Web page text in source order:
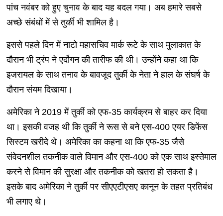
पांच नवंबर को हुए चुनाव के बाद यह बदल गया। अब हमारे सबसे
अच्छे संबंंधों में से तुर्की भी शाम‍िल है।
इससे पहले दिन में नाटो महासचिव मार्क रूटे के साथ मुलाकात के
दौरान भी ट्रंप ने एर्दोगन की तारीफ की थी। उन्होंने कहा था कि
इजरायल के साथ तनाव के बावजूद तुर्की के नेता ने हाल के संघर्ष के
दौरान संयम दिखाया।
अमेरिका ने 2019 में तुर्की को एफ-35 कार्यक्रम से बाहर कर दिया
था। इसकी वजह थी कि तुर्की ने रूस से बने एस-400 एयर डिफेंस
सिस्टम खरीदे थे। अमेरिका का कहना था कि एफ-35 जैसे
संवेदनशील तकनीक वाले विमान और एस-400 को एक साथ इस्तेमाल
करने से विमान की सुरक्षा और तकनीक को खतरा हो सकता है।
इसके बाद अमेरिका ने तुर्की पर सीएएटीएसए कानून के तहत प्रतिबंध
भी लगाए थे।